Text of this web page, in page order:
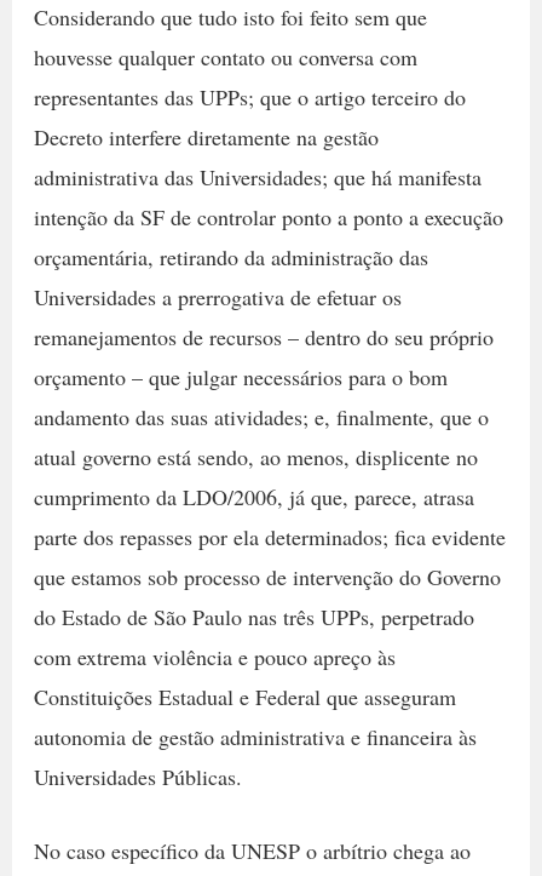
Considerando que tudo isto foi feito sem que
houvesse qualquer contato ou conversa com
representantes das UPPs; que o artigo terceiro do
Decreto interfere diretamente na gestão
administrativa das Universidades; que há manifesta
intenção da SF de controlar ponto a ponto a execução
orçamentária, retirando da administração das
Universidades a prerrogativa de efetuar os
remanejamentos de recursos – dentro do seu próprio
orçamento – que julgar necessários para o bom
andamento das suas atividades; e, finalmente, que o
atual governo está sendo, ao menos, displicente no
cumprimento da LDO/2006, já que, parece, atrasa
parte dos repasses por ela determinados; fica evidente
que estamos sob processo de intervenção do Governo
do Estado de São Paulo nas três UPPs, perpetrado
com extrema violência e pouco apreço às
Constituições Estadual e Federal que asseguram
autonomia de gestão administrativa e financeira às
Universidades Públicas.
No caso específico da UNESP o arbítrio chega ao